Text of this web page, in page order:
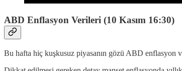
ABD Enflasyon Verileri (10 Kasım 16:30)
Bu hafta hiç kuşkusuz piyasanın gözü ABD enflasyon